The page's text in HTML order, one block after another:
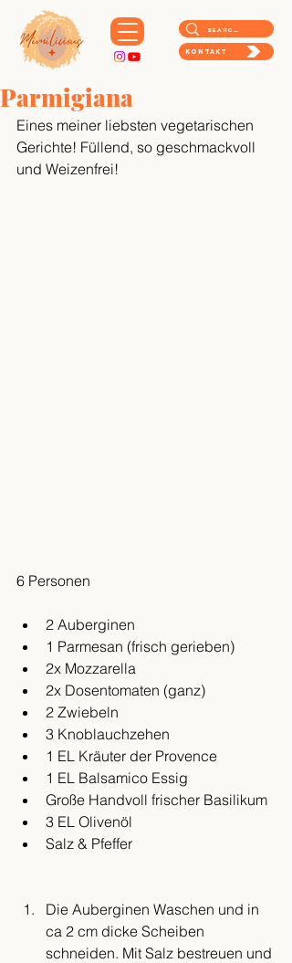
Kontakt
Parmigiana
Eines meiner liebsten vegetarischen
Gerichte! Füllend, so geschmackvoll
und Weizenfrei!
6 Personen
2 Auberginen
1 Parmesan (frisch gerieben)
2x Mozzarella
2x Dosentomaten (ganz)
2 Zwiebeln
3 Knoblauchzehen
1 EL Kräuter der Provence
1 EL Balsamico Essig
Große Handvoll frischer Basilikum
3 EL Olivenöl
Salz & Pfeffer
Die Auberginen Waschen und in
ca 2 cm dicke Scheiben
schneiden. Mit Salz bestreuen und